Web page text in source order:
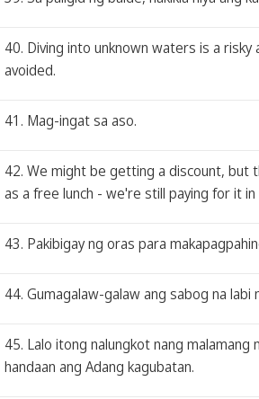
40. Diving into unknown waters is a
avoided.
41. Mag-ingat sa aso.
42. We might be getting a discount, but
as a free lunch - we're still paying for it in
43. Pakibigay ng oras para
44. Gumagalaw-galaw ang sabog na labi
45. Lalo itong nalungkot nang malamang
handaan ang Adang kagubatan.